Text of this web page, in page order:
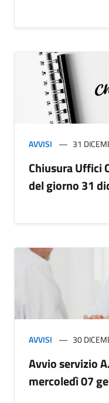
AVVISI 31
Chiusura Uffici
del giorno 31
AVVISI 30
Avvio servizio
mercoledì 07